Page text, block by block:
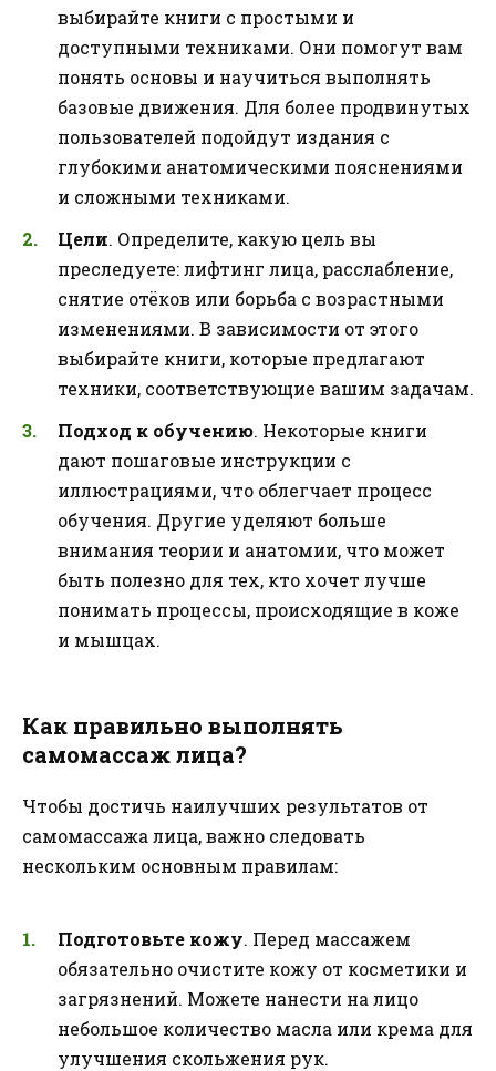
выбирайте книги с простыми и
доступными техниками. Они помогут вам
понять основы и научиться выполнять
базовые движения. Для более продвинутых
пользователей подойдут издания с
глубокими анатомическими пояснениями
и сложными техниками.
Цели. Определите, какую цель вы
преследуете: лифтинг лица, расслабление,
снятие отёков или борьба с возрастными
изменениями. В зависимости от этого
выбирайте книги, которые предлагают
техники, соответствующие вашим задачам.
Подход к обучению. Некоторые книги
дают пошаговые инструкции с
иллюстрациями, что облегчает процесс
обучения. Другие уделяют больше
внимания теории и анатомии, что может
быть полезно для тех, кто хочет лучше
понимать процессы, происходящие в коже
и мышцах.
Как правильно выполнять
самомассаж лица?
Чтобы достичь наилучших результатов от
самомассажа лица, важно следовать
нескольким основным правилам:
Подготовьте кожу. Перед массажем
обязательно очистите кожу от косметики и
загрязнений. Можете нанести на лицо
небольшое количество масла или крема для
улучшения скольжения рук.